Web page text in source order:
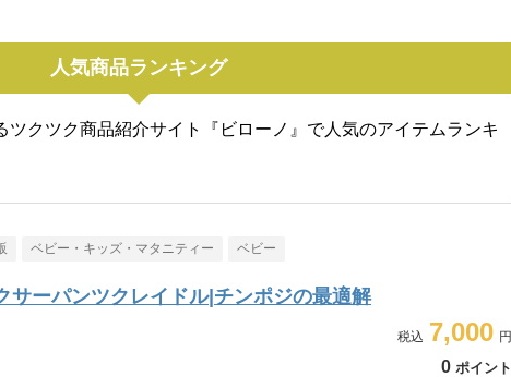
人気商品ランキング
ツクツク商品紹介サイト『ビローノ』で人気のアイテムランキ
ベビー・キッズ・マタニティー ベビー
サーパンツクレイドル|チンポジの最適解
7,000
0 ポイント